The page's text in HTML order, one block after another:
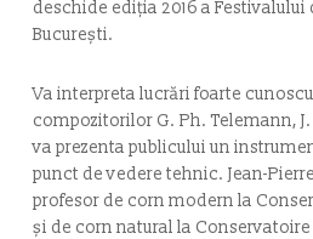
deschide ediția 2016 a Festivalului
București.
Va interpreta lucrări foarte
compozitorilor G. Ph. Telemann,
va prezenta publicului un
punct de vedere tehnic. Jean-
profesor de corn modern la
și de corn natural la